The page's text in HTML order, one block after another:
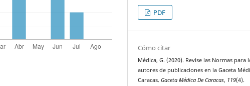
PDF
Cómo citar
Médica, G. (2020). Revise las Normas para
autores de publicaciones en la Gaceta
Caracas.Gaceta Médica De Caracas, 119(4).